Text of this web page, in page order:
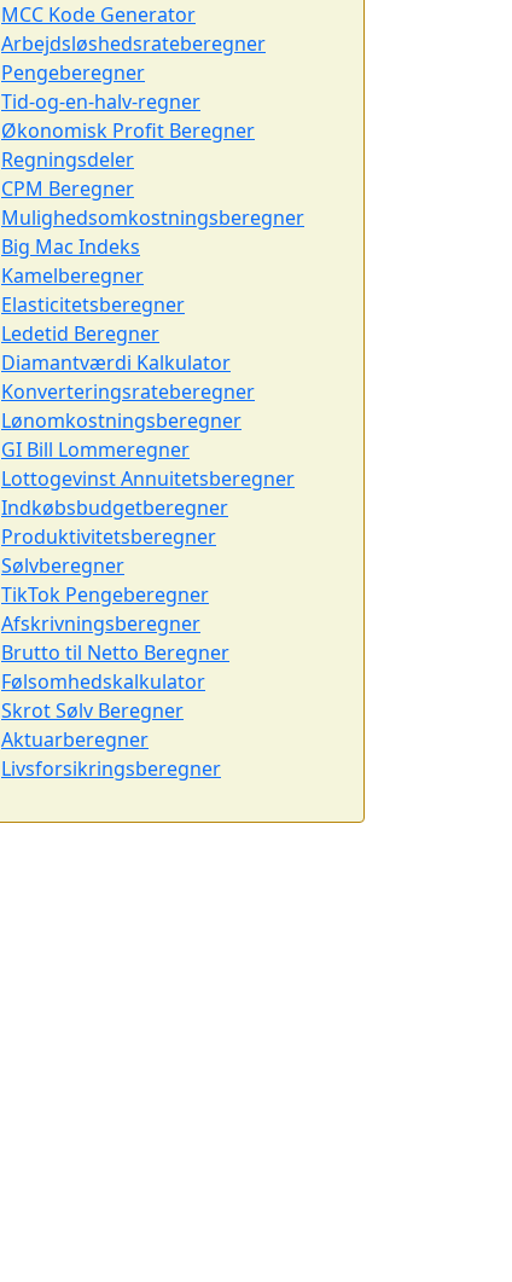
MCC Kode Generator
Arbejdsløshedsrateberegner
Pengeberegner
Tid-og-en-halv-regner
Økonomisk Profit Beregner
Regningsdeler
CPM Beregner
Mulighedsomkostningsberegner
Big Mac Indeks
Kamelberegner
Elasticitetsberegner
Ledetid Beregner
Diamantværdi Kalkulator
Konverteringsrateberegner
Lønomkostningsberegner
GI Bill Lommeregner
Lottogevinst Annuitetsberegner
Indkøbsbudgetberegner
Produktivitetsberegner
Sølvberegner
TikTok Pengeberegner
Afskrivningsberegner
Brutto til Netto Beregner
Følsomhedskalkulator
Skrot Sølv Beregner
Aktuarberegner
Livsforsikringsberegner